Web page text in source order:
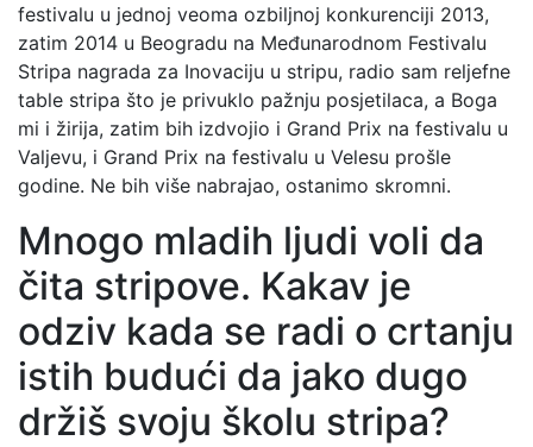
festivalu u jednoj veoma ozbiljnoj konkurenciji 2013,
zatim 2014 u Beogradu na Međunarodnom Festivalu
Stripa nagrada za Inovaciju u stripu, radio sam reljefne
table stripa što je privuklo pažnju posjetilaca, a Boga
mi i žirija, zatim bih izdvojio i Grand Prix na festivalu u
Valjevu, i Grand Prix na festivalu u Velesu prošle
godine. Ne bih više nabrajao, ostanimo skromni.
Mnogo mladih ljudi voli da
čita stripove. Kakav je
odziv kada se radi o crtanju
istih budući da jako dugo
držiš svoju školu stripa?